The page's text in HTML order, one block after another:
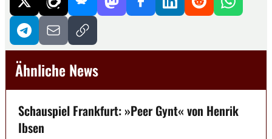
Ähnliche News
Schauspiel Frankfurt: »Peer Gynt« von Henrik
Ibsen